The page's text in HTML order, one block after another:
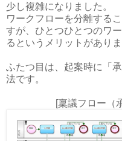
少し複雑になりました。
ワークフローを分離する
すが、ひとつひとつのワ
るというメリットがありま
ふたつ目は、起案時に「
法です。
[稟議フロー（